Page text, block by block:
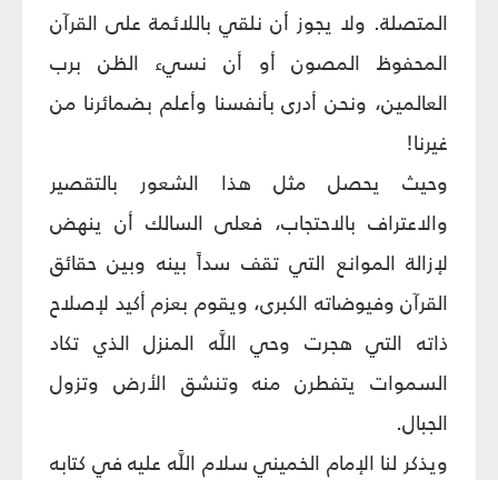
المتصلة. ولا يجوز أن نلقي باللائمة على القرآن
المحفوظ المصون أو أن نسيء الظن برب
العالمين، ونحن أدرى بأنفسنا وأعلم بضمائرنا من
غيرنا!
وحيث يحصل مثل هذا الشعور بالتقصير
والاعتراف بالاحتجاب، فعلى السالك أن ينهض
لإزالة الموانع التي تقف سداً بينه وبين حقائق
القرآن وفيوضاته الكبرى، ويقوم بعزم أكيد لإصلاح
ذاته التي هجرت وحي اللَّه المنزل الذي تكاد
السموات يتفطرن منه وتنشق الأرض وتزول
الجبال.
ويذكر لنا الإمام الخميني سلام اللَّه عليه في كتابه